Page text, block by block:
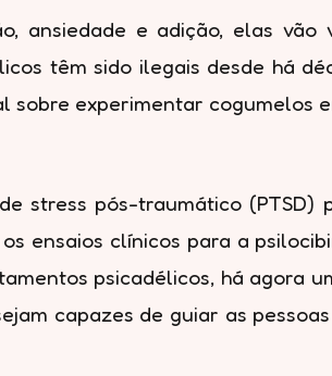
ansiedade e adição, elas vão
têm sido ilegais desde há
experimentar cogumelos
stress pós-traumático (PTSD)
ensaios clínicos para a
psicadélicos, há agora
capazes de guiar as